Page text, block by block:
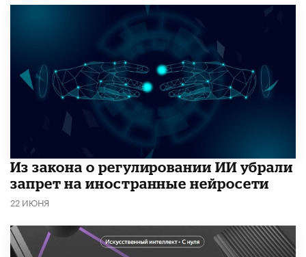
Из закона о регулировании ИИ убрали
запрет на иностранные нейросети
22 ИЮНЯ